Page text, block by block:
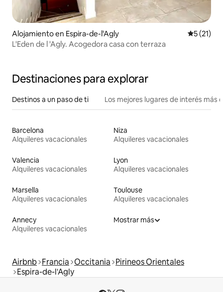
Alojamiento en Espira-de-l'Agly
5 (21)
L'Eden de l 'Agly. Acogedora casa con terraza
Destinaciones para explorar
Destinos a un paso de ti Los mejores lugares de interés más
Barcelona
Alquileres vacacionales
Niza
Alquileres vacacionales
Valencia
Alquileres vacacionales
Lyon
Alquileres vacacionales
Marsella
Alquileres vacacionales
Toulouse
Alquileres vacacionales
Annecy
Alquileres vacacionales
Mostrar más
Airbnb Francia Occitania Pirineos Orientales
Espira-de-l'Agly